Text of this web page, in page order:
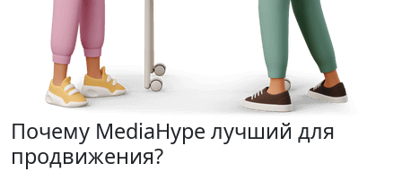
Почему MediaHype лучший для
продвижения?